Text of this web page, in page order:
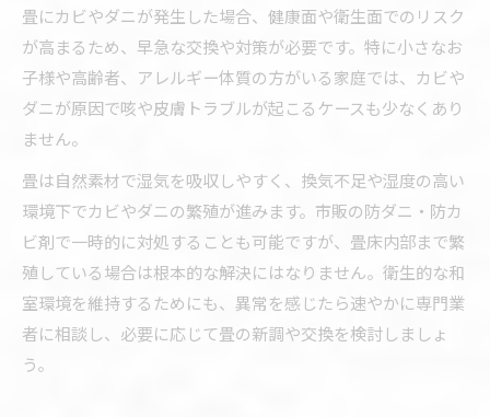
畳にカビやダニが発生した場合、健康面や衛生面でのリスク
が高まるため、早急な交換や対策が必要です。特に小さなお
子様や高齢者、アレルギー体質の方がいる家庭では、カビや
ダニが原因で咳や皮膚トラブルが起こるケースも少なくあり
ません。
畳は自然素材で湿気を吸収しやすく、換気不足や湿度の高い
環境下でカビやダニの繁殖が進みます。市販の防ダニ・防カ
ビ剤で一時的に対処することも可能ですが、畳床内部まで繁
殖している場合は根本的な解決にはなりません。衛生的な和
室環境を維持するためにも、異常を感じたら速やかに専門業
者に相談し、必要に応じて畳の新調や交換を検討しましょ
う。